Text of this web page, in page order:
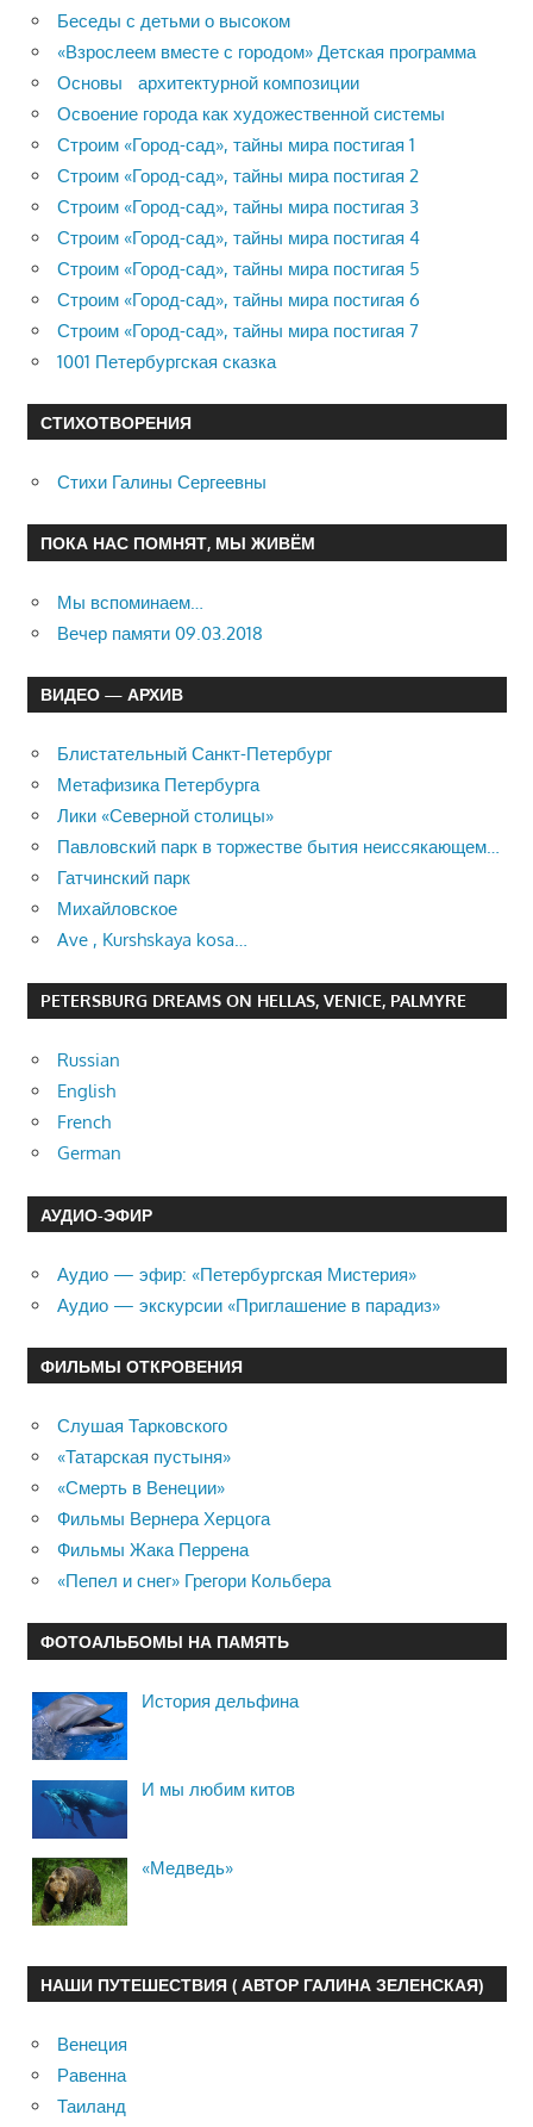
Беседы с детьми о высоком
«Взрослеем вместе с городом» Детская программа
Основы архитектурной композиции
Освоение города как художественной системы
Строим «Город-сад», тайны мира постигая 1
Строим «Город-сад», тайны мира постигая 2
Строим «Город-сад», тайны мира постигая 3
Строим «Город-сад», тайны мира постигая 4
Строим «Город-сад», тайны мира постигая 5
Строим «Город-сад», тайны мира постигая 6
Строим «Город-сад», тайны мира постигая 7
1001 Петербургская сказка
СТИХОТВОРЕНИЯ
Стихи Галины Сергеевны
ПОКА НАС ПОМНЯТ, МЫ ЖИВЁМ
Мы вспоминаем…
Вечер памяти 09.03.2018
ВИДЕО — АРХИВ
Блистательный Санкт-Петербург
Метафизика Петербурга
Лики «Северной столицы»
Павловский парк в торжестве бытия неиссякающем…
Гатчинский парк
Михайловское
Ave , Kurshskaya kosa…
PETERSBURG DREAMS ON HELLAS, VENICE, PALMYRE
Russian
English
French
German
АУДИО-ЭФИР
Аудио — эфир: «Петербургская Мистерия»
Аудио — экскурсии «Приглашение в парадиз»
ФИЛЬМЫ ОТКРОВЕНИЯ
Слушая Тарковского
«Татарская пустыня»
«Смерть в Венеции»
Фильмы Вернера Херцога
Фильмы Жака Перрена
«Пепел и снег» Грегори Кольбера
ФОТОАЛЬБОМЫ НА ПАМЯТЬ
История дельфина
И мы любим китов
«Медведь»
НАШИ ПУТЕШЕСТВИЯ ( АВТОР ГАЛИНА ЗЕЛЕНСКАЯ)
Венеция
Равенна
Таиланд